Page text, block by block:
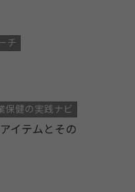
チ
保健の実践ナビ
イテムとその